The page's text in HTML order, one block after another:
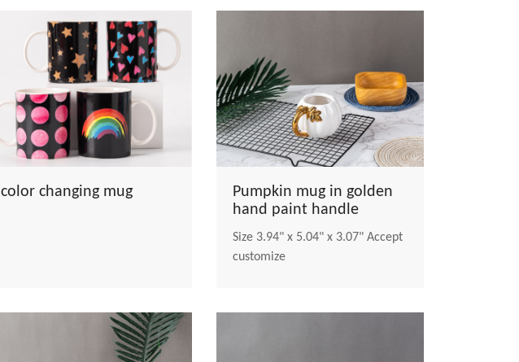
color changing mug
Pumpkin mug in golden
hand paint handle
Size 3.94" x 5.04" x 3.07" Accept
customize